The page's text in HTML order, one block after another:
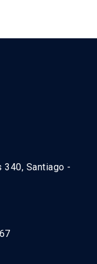
340, Santiago -